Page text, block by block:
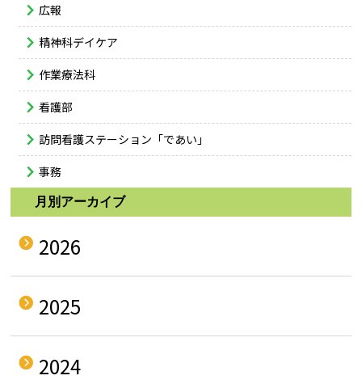
広報
精神科デイケア
作業療法科
看護部
訪問看護ステーション「であい」
事務
月別アーカイブ
2026
2025
2024